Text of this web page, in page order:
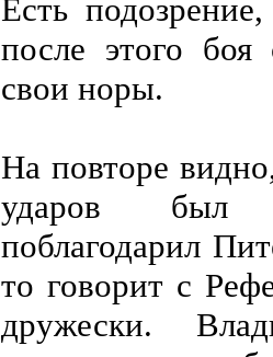
Есть
после этого
свои норы.
На повторе
ударов был
поблагодарил
то говорит с
дружески.